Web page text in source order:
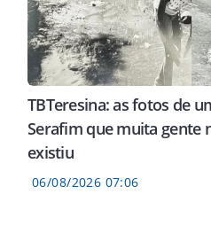
TBTeresina: as fotos de
Serafim que muita gente
existiu
06/08/2026 07:06